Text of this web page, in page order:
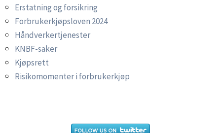
Erstatning og forsikring
Forbrukerkjøpsloven 2024
Håndverkertjenester
KNBF-saker
Kjøpsrett
Risikomomenter i forbrukerkjøp